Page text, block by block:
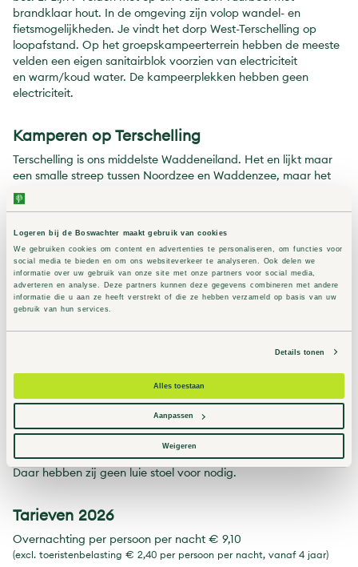
Logeren bij de Boswachter maakt gebruik van cookies
We gebruiken cookies om content en advertenties te personaliseren, om functies voor
social media te bieden en om ons websiteverkeer te analyseren. Ook delen we
informatie over uw gebruik van onze site met onze partners voor social media,
adverteren en analyse. Deze partners kunnen deze gegevens combineren met andere
informatie die u aan ze heeft verstrekt of die ze hebben verzameld op basis van uw
gebruik van hun services.
Details tonen
Alles toestaan
Aanpassen
Weigeren
brandklaar hout. In de omgeving zijn volop wandel- en
fietsmogelijkheden. Je vindt het dorp West-Terschelling op
loopafstand. Op het groepskampeerterrein hebben de meeste
velden een eigen sanitairblok voorzien van electriciteit
en warm/koud water. De kampeerplekken hebben geen
electriciteit.
Kamperen op Terschelling
Terschelling is ons middelste Waddeneiland. Het en lijkt maar
een smalle streep tussen Noordzee en Waddenzee, maar het
heeft een rijkdom aan natuur! Wist je dat het eiland voor 80%
uit natuur bestaat? Van bossen, strand en duinvalleien tot de
haar gang gaat. Hier broeden en rusten de vogels van de
Waddenzee. Samen met de boswachter kan je hier prachtige
wandelingen maken.
Op pad met de boswachter
Onze boswachter Hessel Hek struint regelmatig met gasten in
de omgeving om te laten zien wat er allemaal te vinden is. Er
Want zo gewoon is een gewone zeehond niet. Hij heet vooral
zo omdat erin de Waddenzee ook nog een andere zeehond
voorkomt, de grijze. De gewone zeehond jaagt vooral op de
tast op vis. Daarvoor heeft hij onder meer een paar lange en
uiterst gevoelige snorharen tot zijn beschikking. Overdag
liggen ze vaak te zonnen op de zandbanken voor de kust.
Daar hebben zij geen luie stoel voor nodig.
Tarieven 2026
Overnachting per persoon per nacht € 9,10
(excl. toeristenbelasting € 2,40 per persoon per nacht, vanaf 4 jaar)